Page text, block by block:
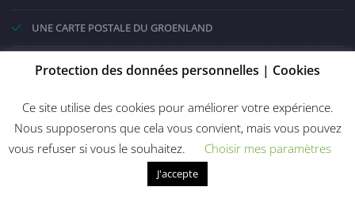
UNE CARTE POSTALE DU GROENLAND
LA CONNAISSANCE DE SOI SELON KHALIL GIBRAN
L’INDICATEUR TYPOLOGIQUE DE POSTE
Conditions Générales D'Utilisation - Cookies
Protection des données personnelles | Cookies
Ce site utilise des cookies pour améliorer votre expérience.
Nous supposerons que cela vous convient, mais vous pouvez
vous refuser si vous le souhaitez.
Choisir mes paramètres
J'accepte